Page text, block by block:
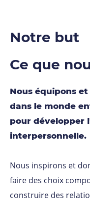
Notre but
Ce que
Nous équipons
dans le monde
pour développer
interpersonnelle.
Nous inspirons et
faire des choix
construire des